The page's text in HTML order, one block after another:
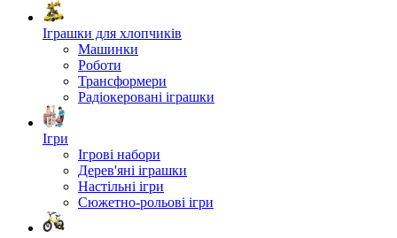
Іграшки для хлопчиків
Машинки
Роботи
Трансформери
Радіокеровані іграшки
Ігри
Ігрові набори
Дерев'яні іграшки
Настільні ігри
Сюжетно-рольові ігри